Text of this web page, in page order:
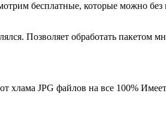
бесплатные, которые можно
Позволяет обработать
хлама JPG файлов на все 100%